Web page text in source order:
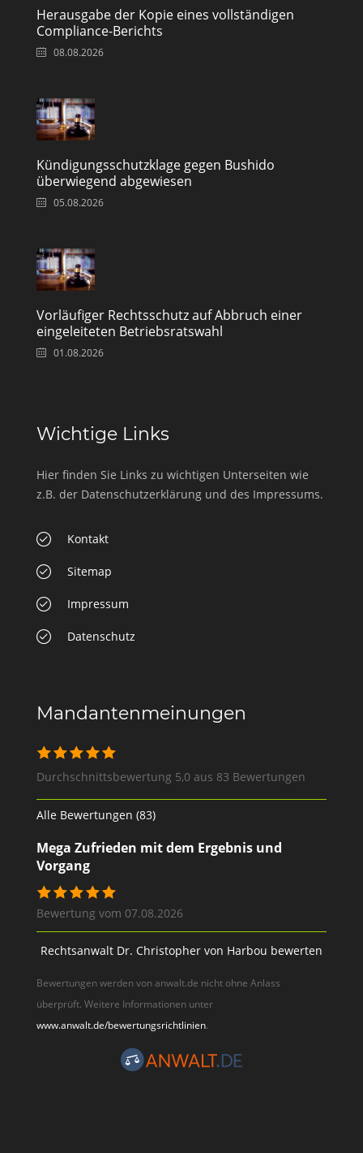
Herausgabe der Kopie eines vollständigen
Compliance-Berichts
08.08.2026
Kündigungsschutzklage gegen Bushido
überwiegend abgewiesen
05.08.2026
Vorläufiger Rechtsschutz auf Abbruch einer
eingeleiteten Betriebsratswahl
01.08.2026
Wichtige Links
Hier finden Sie Links zu wichtigen Unterseiten wie
z.B. der Datenschutzerklärung und des Impressums.
Kontakt
Sitemap
Impressum
Datenschutz
Mandantenmeinungen
Durchschnittsbewertung 5,0 aus 83 Bewertungen
Alle Bewertungen (83)
Mega Zufrieden mit dem Ergebnis und
Vorgang
Bewertung vom 07.08.2026
Rechtsanwalt Dr. Christopher von Harbou bewerten
Bewertungen werden von anwalt.de nicht ohne Anlass
überprüft. Weitere Informationen unter
www.anwalt.de/bewertungsrichtlinien.